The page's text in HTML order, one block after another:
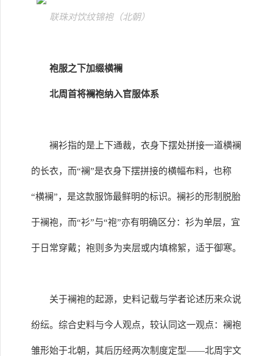
联珠对饮纹锦袍（北朝）
袍服之下加缀横襕
北周首将襕袍纳入官服体系
襕衫指的是上下通裁，衣身下摆处拼接一道横襕
的长衣，而“襕”是衣身下摆拼接的横幅布料，也称
“横襕”，是这款服饰最鲜明的标识。襕衫的形制脱胎
于襕袍，而“衫”与“袍”亦有明确区分：衫为单层，宜
于日常穿戴；袍则多为夹层或内填棉絮，适于御寒。
关于襕袍的起源，史料记载与学者论述历来众说
纷纭。综合史料与今人观点，较认同这一观点：襕袍
雏形始于北朝，其后历经两次制度定型——北周宇文